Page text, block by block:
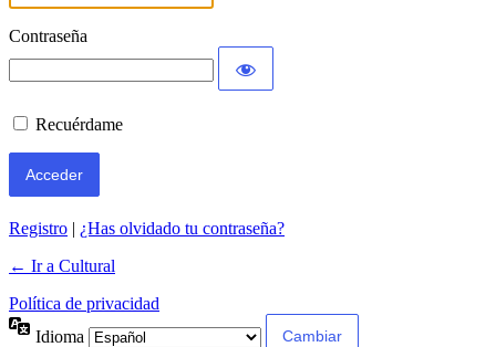
Contraseña
Recuérdame
Registro | ¿Has olvidado tu contraseña?
← Ir a Cultural
Política de privacidad
Idioma